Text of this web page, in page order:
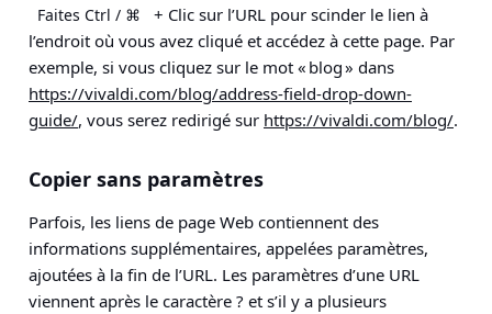
Faites Ctrl / ⌘
+ Clic sur l’URL pour scinder le lien à
l’endroit où vous avez cliqué et accédez à cette page. Par
exemple, si vous cliquez sur le mot « blog » dans
https://vivaldi.com/blog/address-field-drop-down-
guide/, vous serez redirigé sur https://vivaldi.com/blog/.
Copier sans paramètres
Parfois, les liens de page Web contiennent des
informations supplémentaires, appelées paramètres,
ajoutées à la fin de l’URL. Les paramètres d’une URL
viennent après le caractère ? et s’il y a plusieurs